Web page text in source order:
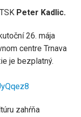
Peter Kadlic.
26. mája
centre Trnava
je bezplatný.
zahŕňa